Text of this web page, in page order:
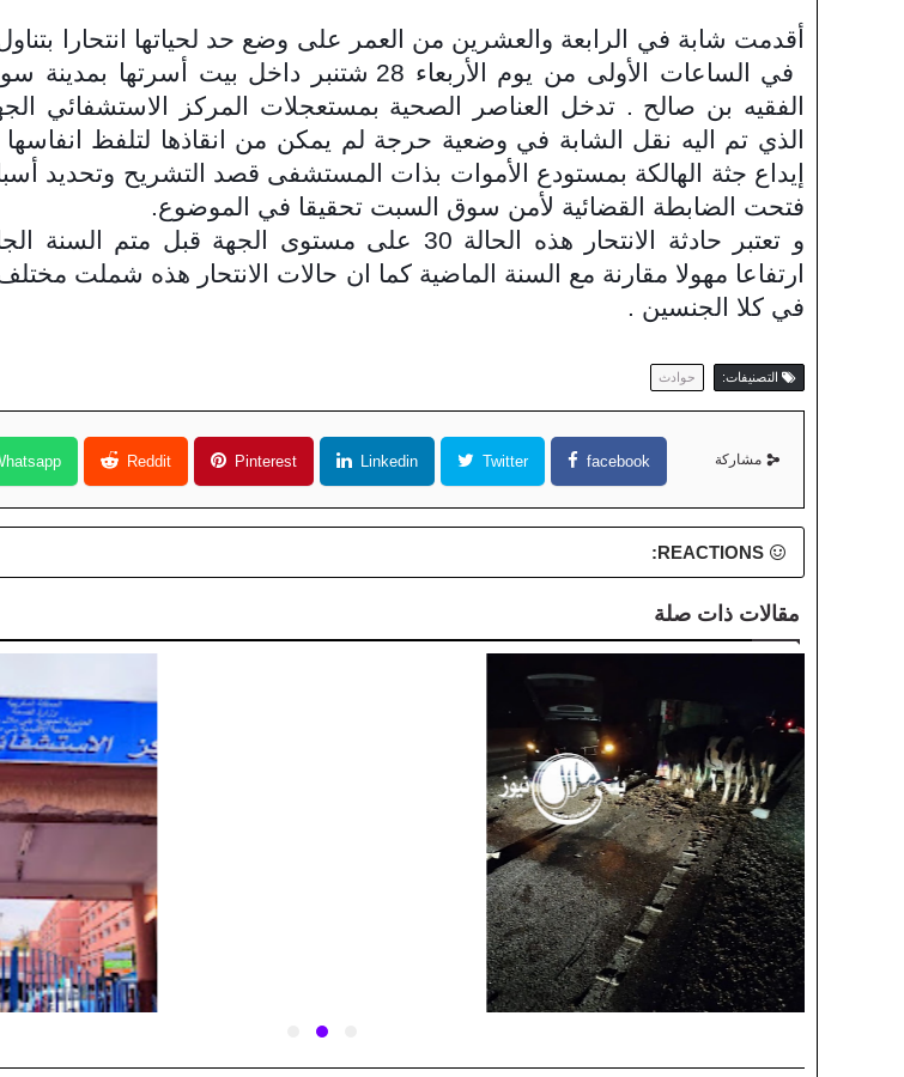
أقدمت شابة في الرابعة والعشرين من العمر على وضع حد لحياتها انتحارا
في الساعات الأولى من يوم الأربعاء 28 شتنبر داخل بيت
الفقيه بن صالح . تدخل العناصر الصحية بمستعجلات المركز الاستشفائي
الذي تم اليه نقل الشابة في وضعية حرجة لم يمكن من انقاذها لتلفظ انفاسها
إيداع جثة الهالكة بمستودع الأموات بذات المستشفى قصد التشريح وتحديد
فتحت الضابطة القضائية لأمن سوق السبت تحقيقا في الموضوع.
و تعتبر حادثة الانتحار هذه الحالة 30 على مستوى الجهة قبل
ارتفاعا مهولا مقارنة مع السنة الماضية كما ان حالات الانتحار هذه شملت
في كلا الجنسين .
التصنيفات: حوادث
مشاركة facebook
Twitter
Linkedin
Pinterest
Reddit
REACTIONS:
مقالات ذات صلة